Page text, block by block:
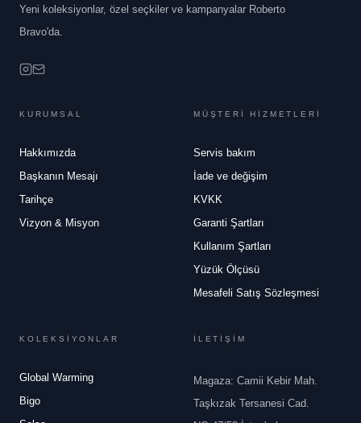
Yeni koleksiyonlar, özel seçkiler ve kampanyalar Roberto
Bravo'da.
KURUMSAL
Hakkımızda
Başkanın Mesajı
Tarihçe
Vizyon & Misyon
MÜŞTERİ HİZMETLERİ
Servis bakım
İade ve değişim
KVKK
Garanti Şartları
Kullanım Şartları
Yüzük Ölçüsü
Mesafeli Satış Sözleşmesi
KOLEKSİYONLAR
Global Warming
Bigo
İLETİŞİM
Magaza: Camii Kebir Mah.
Taşkızak Tersanesi Cad.